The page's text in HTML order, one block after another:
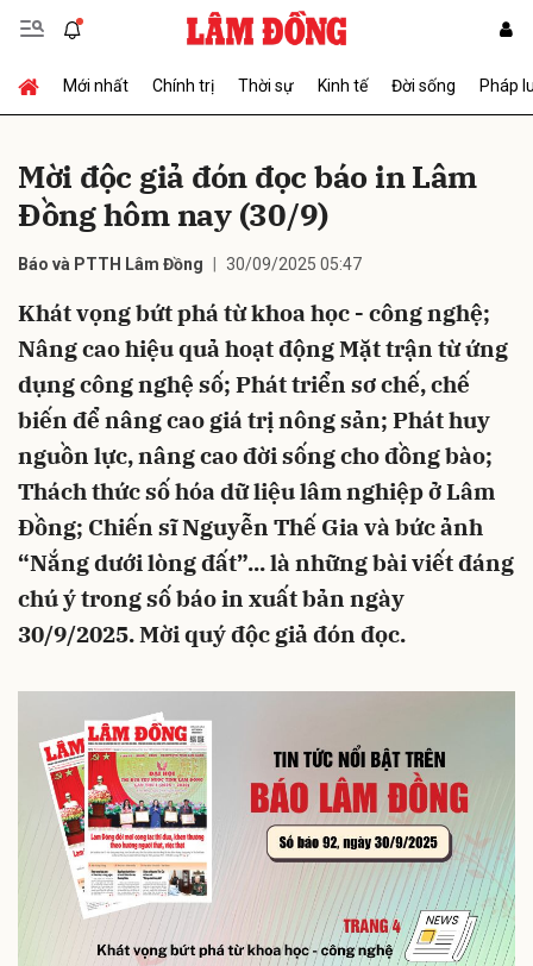
Mới nhất Chính trị Thời sự Kinh tế Đời sống Pháp
Mời độc giả đón đọc báo in Lâm
Đồng hôm nay (30/9)
Báo và PTTH Lâm Đồng 30/09/2025 05:47
Khát vọng bứt phá từ khoa học - công nghệ;
Nâng cao hiệu quả hoạt động Mặt trận từ ứng
dụng công nghệ số; Phát triển sơ chế, chế
biến để nâng cao giá trị nông sản; Phát huy
nguồn lực, nâng cao đời sống cho đồng bào;
Thách thức số hóa dữ liệu lâm nghiệp ở Lâm
Đồng; Chiến sĩ Nguyễn Thế Gia và bức ảnh
“Nắng dưới lòng đất”... là những bài viết đáng
chú ý trong số báo in xuất bản ngày
30/9/2025. Mời quý độc giả đón đọc.
Gửi bình luận
Hủy Gửi